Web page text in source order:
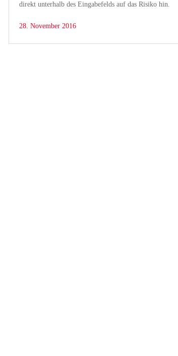
direkt unterhalb des Eingabefelds auf das Risiko hin.
28. November 2016